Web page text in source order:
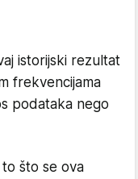
istorijski rezultat
frekvencijama
podataka nego
što se ova